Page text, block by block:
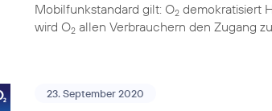
Mobilfunkstandard gilt: O2 demokratisiert
wird O2 allen Verbrauchern den Zugang
23. September 2020